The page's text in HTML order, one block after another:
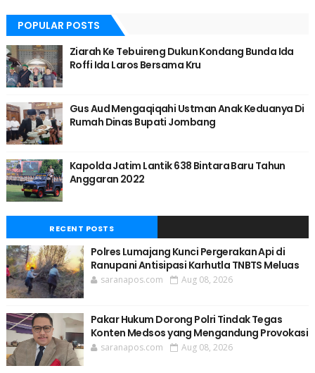
POPULAR POSTS
Ziarah Ke Tebuireng Dukun Kondang Bunda Ida
Roffi Ida Laros Bersama Kru
Gus Aud Mengaqiqahi Ustman Anak Keduanya Di
Rumah Dinas Bupati Jombang
Kapolda Jatim Lantik 638 Bintara Baru Tahun
Anggaran 2022
RECENT POSTS
Polres Lumajang Kunci Pergerakan Api di
Ranupani Antisipasi Karhutla TNBTS Meluas
saranapos.com Aug 08, 2026
Pakar Hukum Dorong Polri Tindak Tegas
Konten Medsos yang Mengandung Provokasi
saranapos.com Aug 08, 2026